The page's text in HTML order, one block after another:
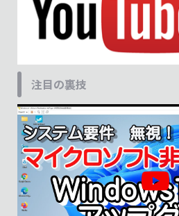
注目の裏技